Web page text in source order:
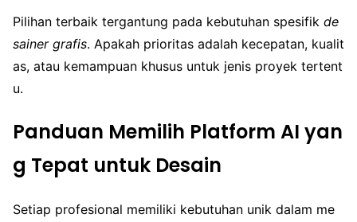
Pilihan terbaik tergantung pada kebutuhan spesifik de
sainer grafis. Apakah prioritas adalah kecepatan, kualit
as, atau kemampuan khusus untuk jenis proyek tertent
u.
Panduan Memilih Platform AI yan
g Tepat untuk Desain
Setiap profesional memiliki kebutuhan unik dalam me